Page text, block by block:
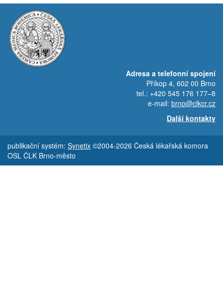
Adresa a telefonní spojení
Příkop 4, 602 00 Brno
tel.: +420 545 176 177–8
e-mail: brno@clkcr.cz
Další kontakty
publikační systém: Synetix ©2004-2026 Česká lékařská komora
OSL ČLK Brno-město